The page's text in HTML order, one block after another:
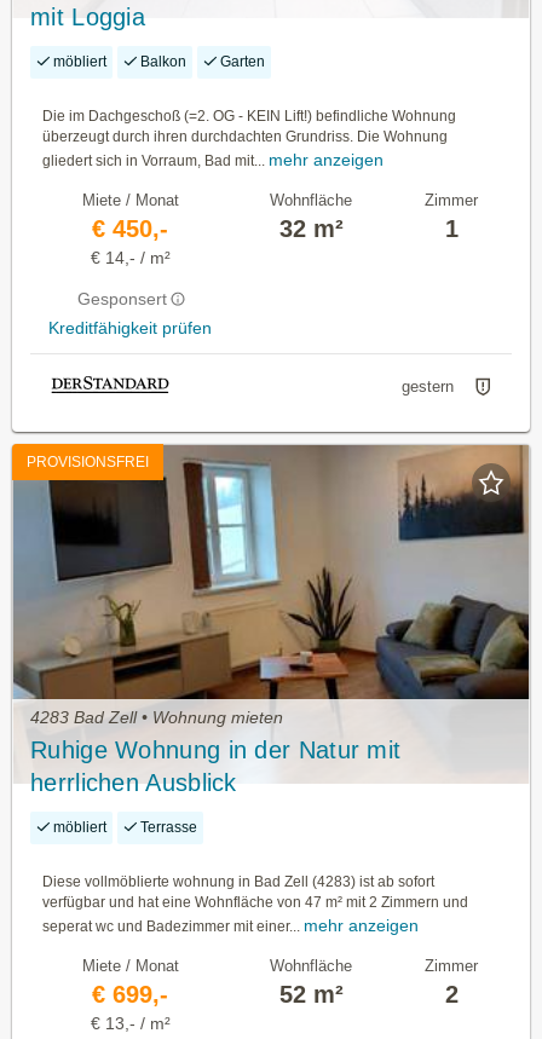
mit Loggia
möbliert Balkon Garten
Die im Dachgeschoß (=2. OG - KEIN Lift!) befindliche Wohnung
überzeugt durch ihren durchdachten Grundriss. Die Wohnung
gliedert sich in Vorraum, Bad mit... mehr anzeigen
Miete / Monat
€ 450,-
€ 14,- / m²
Gesponsert
Kreditfähigkeit prüfen
Wohnfläche
32 m²
Zimmer
1
gestern
PROVISIONSFREI
4283 Bad Zell • Wohnung mieten
Ruhige Wohnung in der Natur mit
herrlichen Ausblick
möbliert Terrasse
Diese vollmöblierte wohnung in Bad Zell (4283) ist ab sofort
verfügbar und hat eine Wohnfläche von 47 m² mit 2 Zimmern und
seperat wc und Badezimmer mit einer...
mehr anzeigen
Miete / Monat
€ 699,-
€ 13,- / m²
Wohnfläche
52 m²
Zimmer
2